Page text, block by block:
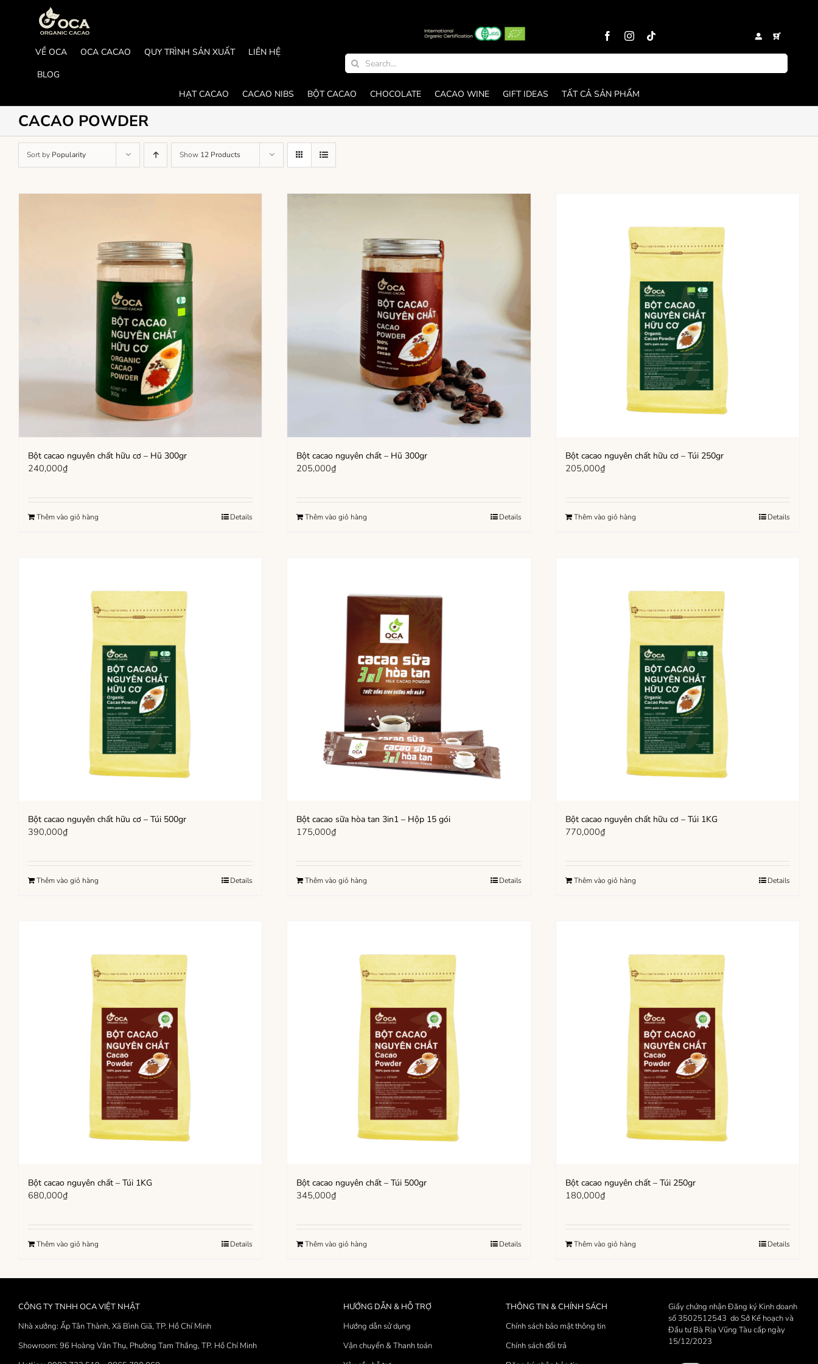
VỀ OCA OCA CACAO QUY TRÌNH SẢN XUẤT
LIÊN HỆ
BLOG
Search
for:
HẠT CACAO CACAO NIBS BỘT CACAO CHOCOLATE CACAO WINE GIFT IDEAS TẤT CẢ SẢN PHẨM
CACAO POWDER
Sort by Popularity Show 12 Products
Bột cacao nguyên chất hữu cơ – Hũ 300gr
240,000₫
Thêm vào giỏ hàng Details
Bột cacao nguyên chất – Hũ 300gr
205,000₫
Thêm vào giỏ hàng Details
Bột cacao nguyên chất hữu cơ – Túi 250gr
205,000₫
Thêm vào giỏ hàng Details
Bột cacao nguyên chất hữu cơ – Túi 500gr
390,000₫
Thêm vào giỏ hàng Details
Bột cacao sữa hòa tan 3in1 – Hộp 15 gói
175,000₫
Thêm vào giỏ hàng Details
Bột cacao nguyên chất hữu cơ – Túi 1KG
770,000₫
Thêm vào giỏ hàng Details
Bột cacao nguyên chất – Túi 1KG
680,000₫
Thêm vào giỏ hàng Details
Bột cacao nguyên chất – Túi 500gr
345,000₫
Thêm vào giỏ hàng Details
Bột cacao nguyên chất – Túi 250gr
180,000₫
Thêm vào giỏ hàng Details
CÔNG TY TNHH OCA VIỆT NHẬT
Nhà xưởng: Ấp Tân Thành, Xã Bình Giã, TP. Hồ Chí Minh
Showroom: 96 Hoàng Văn Thụ, Phường Tam Thắng, TP. Hồ Chí Minh
HƯỚNG DẪN & HỖ TRỢ
Hướng dẫn sử dụng
Vận chuyển & Thanh toán
THÔNG TIN & CHÍNH SÁCH
Chính sách bảo mật thông tin
Chính sách đổi trả
Giấy chứng nhận Đăng ký Kinh doanh
số 3502512543 do Sở Kế hoạch và
Đầu tư Bà Rịa Vũng Tàu cấp ngày
15/12/2023